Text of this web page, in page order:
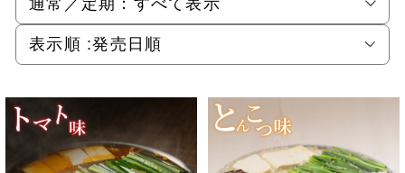
表示順 :発売日順